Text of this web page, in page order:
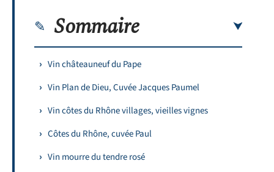
Sommaire
Vin châteauneuf du Pape
Vin Plan de Dieu, Cuvée Jacques Paumel
Vin côtes du Rhône villages, vieilles vignes
Côtes du Rhône, cuvée Paul
Vin mourre du tendre rosé